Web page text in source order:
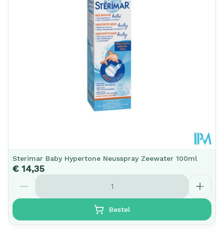
Sterimar Baby Hypertone Neusspray Zeewater 100ml
€ 14,35
Aantal
Bestel